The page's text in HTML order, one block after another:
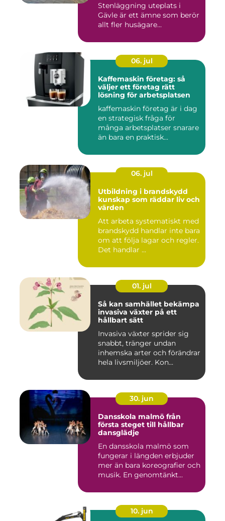
Stenläggning uteplats i
Gävle är ett ämne som berör
allt fler husägare...
06. jul
Kaffemaskin företag: så
väljer ett företag rätt
lösning för arbetsplatsen
kaffemaskin företag är i dag
en strategisk fråga för
många arbetsplatser snarare
än bara en praktisk...
06. jul
Utbildning i brandskydd
kunskap som räddar liv och
värden
Att arbeta systematiskt med
brandskydd handlar inte bara
om att följa lagar och regler.
Det handlar ...
01. jul
Så kan samhället bekämpa
invasiva växter på ett
hållbart sätt
Invasiva växter sprider sig
snabbt, tränger undan
inhemska arter och förändrar
hela livsmiljöer. Kon...
30. jun
Dansskola malmö från
första steget till hållbar
dansglädje
En dansskola malmö som
fungerar i längden erbjuder
mer än bara koreografier och
musik. En genomtänkt...
10. jun